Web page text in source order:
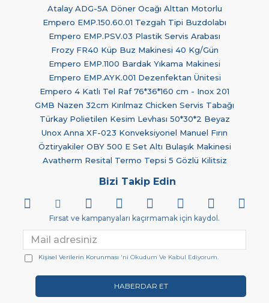
Atalay ADG-5A Döner Ocağı Alttan Motorlu
Empero EMP.150.60.01 Tezgah Tipi Buzdolabı
Empero EMP.PSV.03 Plastik Servis Arabası
Frozy FR40 Küp Buz Makinesi 40 Kg/Gün
Empero EMP.1100 Bardak Yıkama Makinesi
Empero EMP.AYK.001 Dezenfektan Ünitesi
Empero 4 Katlı Tel Raf 76*36*160 cm - Inox 201
GMB Nazen 32cm Kırılmaz Chicken Servis Tabağı
Türkay Polietilen Kesim Levhası 50*30*2 Beyaz
Unox Anna XF-023 Konveksiyonel Manuel Fırın
Öztiryakiler OBY 500 E Set Altı Bulaşık Makinesi
Avatherm Resital Termo Tepsi 5 Gözlü Kilitsiz
Bizi Takip Edin
Fırsat ve kampanyaları kaçırmamak için kaydol.
HABERDAR ET
Kişisel Verilerin Korunması 'ni Okudum Ve Kabul Ediyorum.